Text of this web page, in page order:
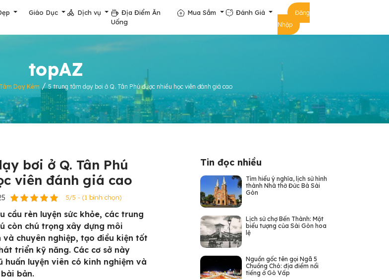
Giáo Dục Dịch vụ
Địa Điểm Ăn
Uống
Mua Sắm Đánh Giá
Đăng
Nhập
topAZ
Dạy Kèm /5 trung tâm dạy bơi ở Q. Tân Phú được nhiều học viên đánh giá cao
bơi ở Q. Tân Phú
viên đánh giá cao
5/5 - (1 bình chọn)
cầu rèn luyện sức khỏe, các trung
còn chú trọng xây dựng môi
chuyên nghiệp, tạo điều kiện tốt
triển kỹ năng. Các cơ sở này
huấn luyện viên có kinh nghiệm và
bản.
Tin đọc nhiều
Tìm hiểu ý nghĩa, lịch sử hình
thành Nhà thờ Đức Bà Sài
Gòn
Lịch sử chợ Bến Thành: Một
biểu tượng của Sài Gòn hoa
lệ
Nguồn gốc tên gọi Ngã 5
Chuồng Chó: địa điểm nổi
tiếng ở Gò Vấp